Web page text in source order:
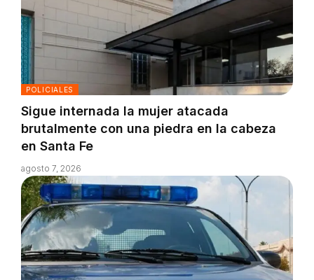
POLICIALES
Sigue internada la mujer atacada
brutalmente con una piedra en la cabeza
en Santa Fe
agosto 7, 2026